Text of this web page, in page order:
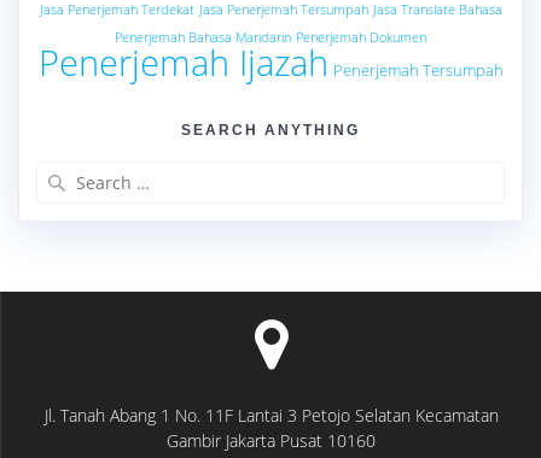
Jasa Penerjemah Terdekat Jasa Penerjemah Tersumpah Jasa Translate Bahasa
Penerjemah Bahasa Mandarin Penerjemah Dokumen
Penerjemah Ijazah Penerjemah Tersumpah
SEARCH ANYTHING
Jl. Tanah Abang 1 No. 11F Lantai 3 Petojo Selatan Kecamatan
Gambir Jakarta Pusat 10160